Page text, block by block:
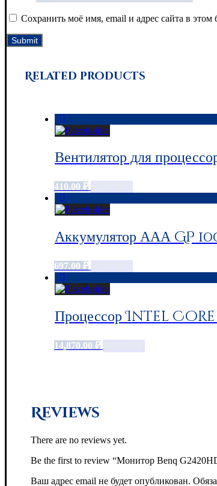
Сохранить моё имя, email и адрес сайта в
Related products
Вентилятор для
410.00 ₽
Аккумулятор ААА GP
697.00 ₽
Процессор Intel Core
14,870.00 ₽
Reviews
There are no reviews yet.
Be the first to review “Монитор Benq
Ваш адрес email не будет опубликован.